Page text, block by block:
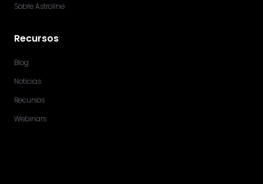
Sobre Astroline
Recursos
Blog
Noticias
Recursos
Webinars